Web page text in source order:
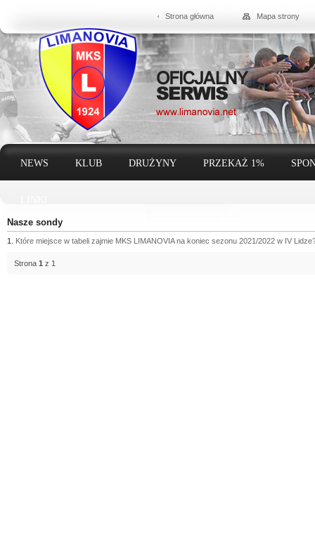
Strona główna Mapa strony
NEWS KLUB DRUŻYNY PRZEKAŻ 1%
Nasze sondy
1. Które miejsce w tabeli zajmie MKS LIMANOVIA na koniec sezonu 2021/2022 w IV
Strona 1 z 1